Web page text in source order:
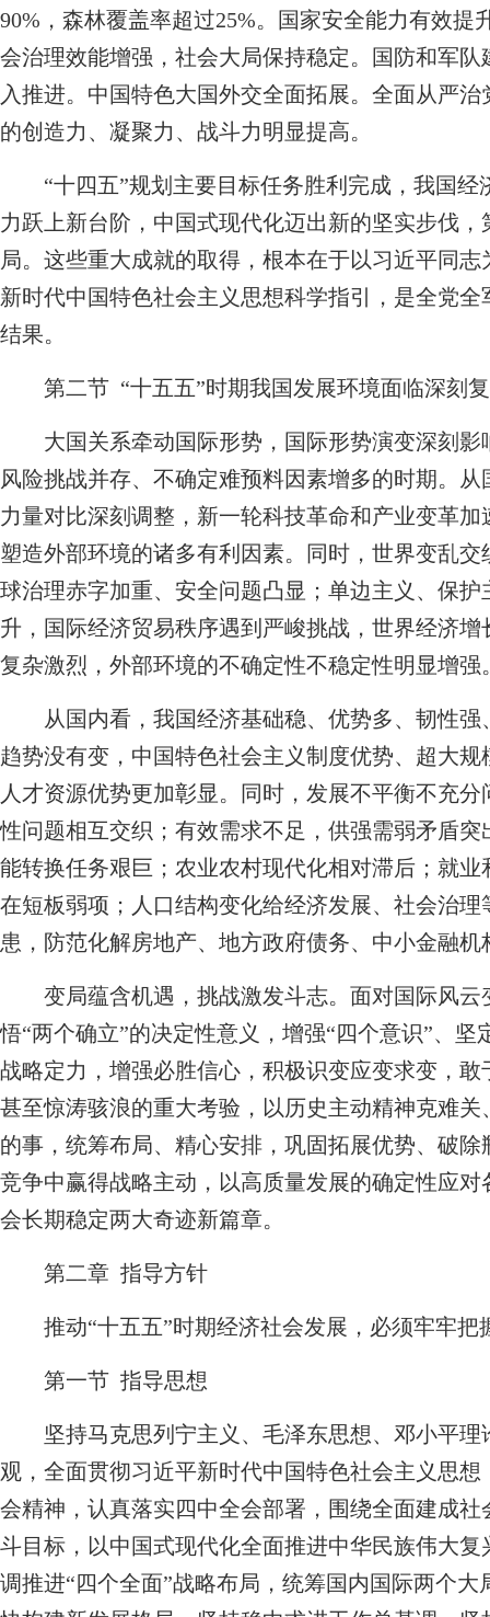
90%，森林覆盖率超过25%。国家安全能力有效提
会治理效能增强，社会大局保持稳定。国防和军
入推进。中国特色大国外交全面拓展。全面从严
的创造力、凝聚力、战斗力明显提高。
“十四五”规划主要目标任务胜利完成，我国经
力跃上新台阶，中国式现代化迈出新的坚实步伐
局。这些重大成就的取得，根本在于以习近平同
新时代中国特色社会主义思想科学指引，是全党
结果。
第二节 “十五五”时期我国发展环境面临深刻
大国关系牵动国际形势，国际形势演变深刻影
风险挑战并存、不确定难预料因素增多的时期。
力量对比深刻调整，新一轮科技革命和产业变革
塑造外部环境的诸多有利因素。同时，世界变乱
球治理赤字加重、安全问题凸显；单边主义、保
升，国际经济贸易秩序遇到严峻挑战，世界经济
复杂激烈，外部环境的不确定性不稳定性明显增强
从国内看，我国经济基础稳、优势多、韧性强
趋势没有变，中国特色社会主义制度优势、超大
人才资源优势更加彰显。同时，发展不平衡不充
性问题相互交织；有效需求不足，供强需弱矛盾
能转换任务艰巨；农业农村现代化相对滞后；就
在短板弱项；人口结构变化给经济发展、社会治
患，防范化解房地产、地方政府债务、中小金融
变局蕴含机遇，挑战激发斗志。面对国际风云
悟“两个确立”的决定性意义，增强“四个意识”、坚
战略定力，增强必胜信心，积极识变应变求变，
甚至惊涛骇浪的重大考验，以历史主动精神克难
的事，统筹布局、精心安排，巩固拓展优势、破
竞争中赢得战略主动，以高质量发展的确定性应
会长期稳定两大奇迹新篇章。
第二章 指导方针
推动“十五五”时期经济社会发展，必须牢牢把
第一节 指导思想
坚持马克思列宁主义、毛泽东思想、邓小平理
观，全面贯彻习近平新时代中国特色社会主义思
会精神，认真落实四中全会部署，围绕全面建成
斗目标，以中国式现代化全面推进中华民族伟大
调推进“四个全面”战略布局，统筹国内国际两个